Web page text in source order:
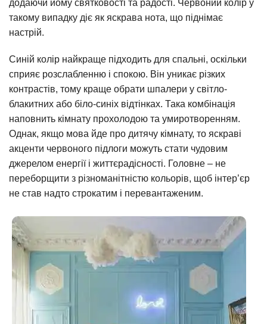
додаючи йому святковості та радості. Червоний колір у
такому випадку діє як яскрава нота, що піднімає
настрій.
Синій колір найкраще підходить для спальні, оскільки
сприяє розслабленню і спокою. Він уникає різких
контрастів, тому краще обрати шпалери у світло-
блакитних або біло-синіх відтінках. Така комбінація
наповнить кімнату прохолодою та умиротворенням.
Однак, якщо мова йде про дитячу кімнату, то яскраві
акценти червоного підлоги можуть стати чудовим
джерелом енергії і життєрадісності. Головне – не
переборщити з різноманітністю кольорів, щоб інтер’єр
не став надто строкатим і перевантаженим.